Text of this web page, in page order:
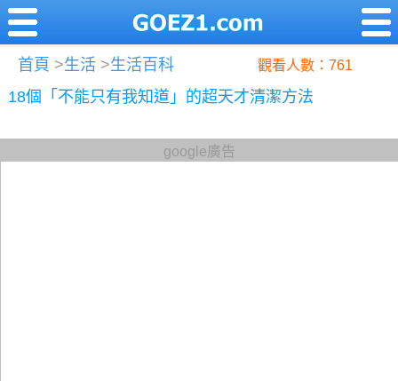
首頁 >生活 >生活百科 觀看人數：761
18個「不能只有我知道」的超天才清潔方法
google廣告